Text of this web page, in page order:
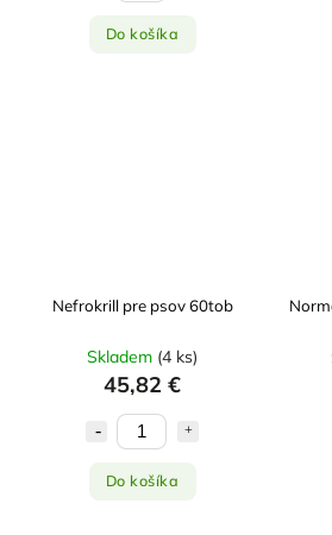
Do košíka
Nefrokrill pre psov 60tob
Skladem (4 ks)
45,82 €
Do košíka